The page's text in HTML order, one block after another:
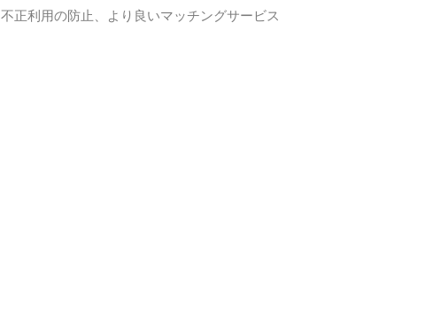
正利用の防止、より良いマッチングサービス